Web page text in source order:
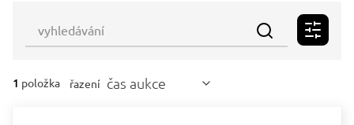
1 položka řazení čas aukce